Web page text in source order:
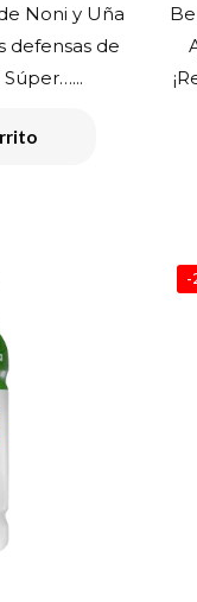
actual
es:
S/ 57.75.
Noni y Uña
defensas de
-